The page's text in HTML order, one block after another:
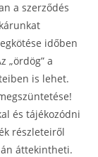
a szerződés
időben
„ördög” a
is lehet.
és tájékozódni
részleteiről
áttekintheti.